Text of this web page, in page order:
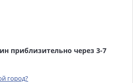
приблизительно через 3-7
город?